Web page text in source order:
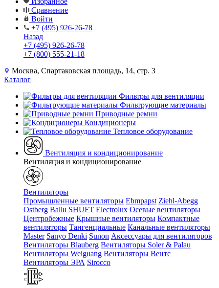
Сравнение
Войти
+7 (495) 926-26-78
Назад
+7 (495) 926-26-78
+7 (800) 555-21-18
Москва, Спартаковская площадь, 14, стр. 3
Каталог
Фильтры для вентиляции
Фильтрующие материалы
Приводные ремни
Кондиционеры
Тепловое оборудование
Вентиляция и кондиционирование
Вентиляция и кондиционирование
Вентиляторы
Промышленные вентиляторы Ebmpapst Ziehl-Abegg
Ostberg Ballu SHUFT Electrolux Осевые вентиляторы
Центробежные Крышные вентиляторы Компактные
вентиляторы Тангенциальные Канальные вентиляторы
Master Sanyo Denki Sunon Аксессуары для вентиляторов
Вентиляторы Blauberg Вентиляторы Soler & Palau
Вентиляторы Weiguang Вентиляторы Вентс
Вентиляторы ЭРА Sirocco